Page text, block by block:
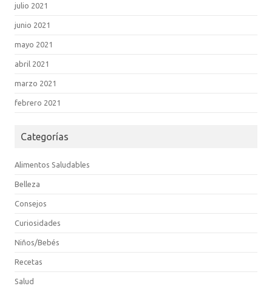
julio 2021
junio 2021
mayo 2021
abril 2021
marzo 2021
febrero 2021
Categorías
Alimentos Saludables
Belleza
Consejos
Curiosidades
Niños/Bebés
Recetas
Salud